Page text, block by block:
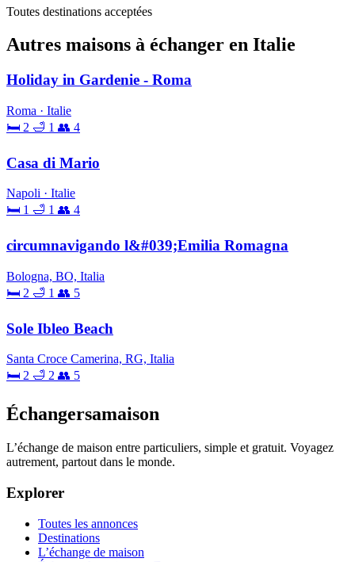
Toutes destinations acceptées
Autres maisons à échanger en Italie
Holiday in Gardenie - Roma
Roma · Italie
🛏 2 🛁 1 👥 4
Casa di Mario
Napoli · Italie
🛏 1 🛁 1 👥 4
circumnavigando l&#039;Emilia Romagna
Bologna, BO, Italia
🛏 2 🛁 1 👥 5
Sole Ibleo Beach
Santa Croce Camerina, RG, Italia
🛏 2 🛁 2 👥 5
Échangersamaison
L’échange de maison entre particuliers, simple et gratuit. Voyagez
autrement, partout dans le monde.
Explorer
Toutes les annonces
Destinations
L’échange de maison